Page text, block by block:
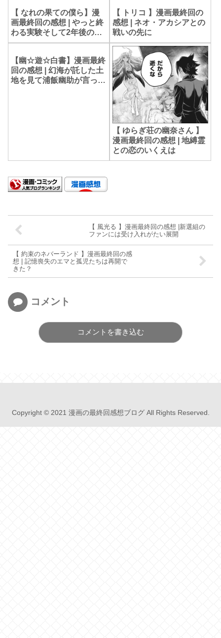
【 なれの果ての僕ら】漫
画最終回の感想 | やっと終
わる実験そして2年後の彼
ら
【 トリコ 】漫画最終回の
感想 | ネオ・アカシアとの
戦いの先に
【幽☆遊☆白書】漫画最終
回の感想 | 幻海が託した土
地を見て浦飯幽助が言った
【 ゆらぎ荘の幽奈さん 】
漫画最終回の感想 | 地縛霊
との恋のいくえは
【 風光る 】漫画最終回の感想 |新選組の
ファンには受け入れがたい展開
【 約束のネバーランド 】漫画最終回の感
想 | 記憶喪失のエマと孤児たちは再開で
きた？
コメント
コメントを書き込む
Copyright © 2021 漫画の最終回感想ブログ All Rights Reserved.